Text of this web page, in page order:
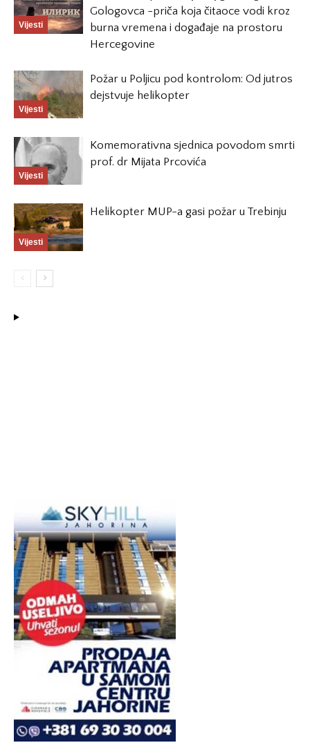
Vijesti
Gologovca -priča koja čitaoce vodi kroz
burna vremena i događaje na prostoru
Hercegovine
Vijesti
Požar u Poljicu pod kontrolom: Od jutros
dejstvuje helikopter
Vijesti
Komemorativna sjednica povodom smrti
prof. dr Mijata Prcovića
Vijesti
Helikopter MUP-a gasi požar u Trebinju